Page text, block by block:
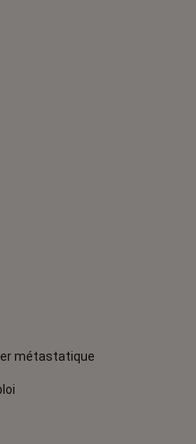
métastatique